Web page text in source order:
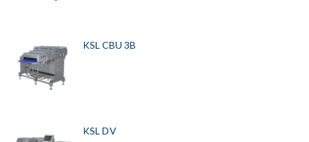
KSL CBU 3B
KSL DV